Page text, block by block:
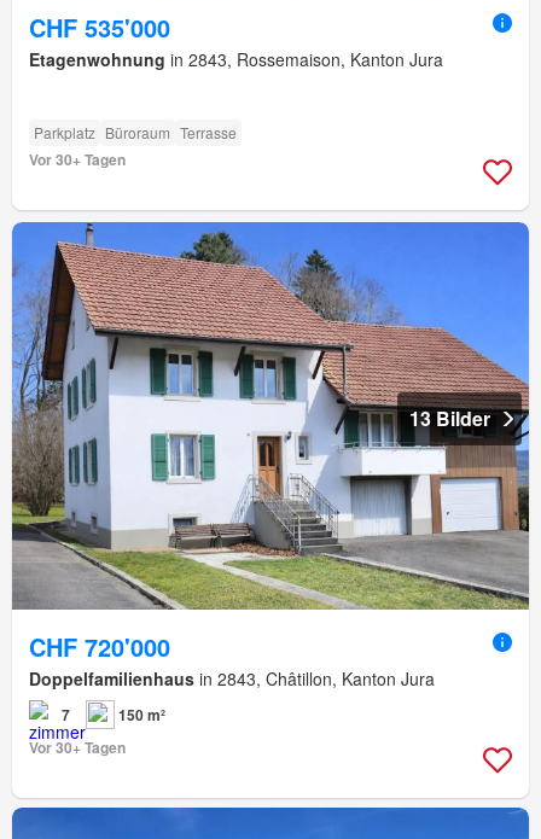
CHF 535'000
Etagenwohnung in 2843, Rossemaison, Kanton Jura
Parkplatz Büroraum Terrasse
Vor 30+ Tagen
13 Bilder
CHF 720'000
Doppelfamilienhaus in 2843, Châtillon, Kanton Jura
7
150 m²
Vor 30+ Tagen